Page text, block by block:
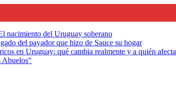
nacimiento del Uruguay soberano
del payador que hizo de Sauce su hogar
en Uruguay: qué cambia realmente y a quién afecta
Abuelos"